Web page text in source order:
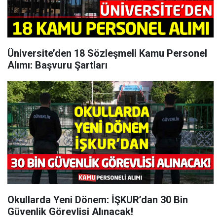
Üniversite’den 18 Sözleşmeli Kamu Personel
Alımı: Başvuru Şartları
Okullarda Yeni Dönem: İŞKUR’dan 30 Bin
Güvenlik Görevlisi Alınacak!